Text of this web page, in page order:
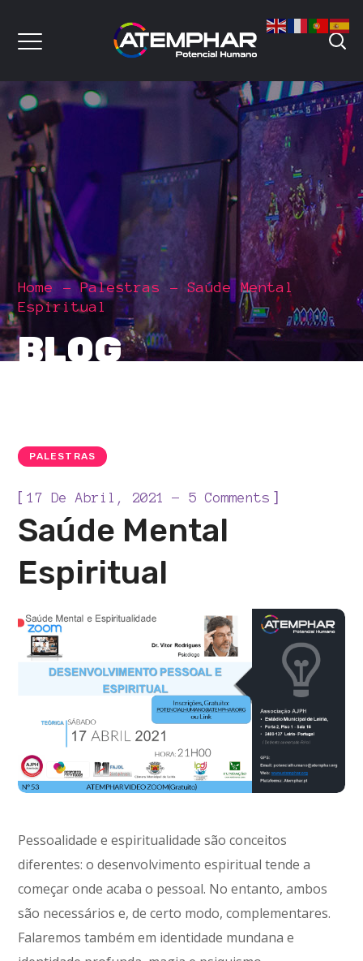
Home Palestras
Saúde Mental
Espiritual
BLOG
PALESTRAS
[17 De Abril, 2021 5 Comments ]
Saúde Mental
Espiritual
Pessoalidade e espiritualidade são conceitos
diferentes: o desenvolvimento espiritual tende a
começar onde acaba o pessoal. No entanto, ambos
são necessários e, de certo modo, complementares.
Falaremos também em identidade mundana e